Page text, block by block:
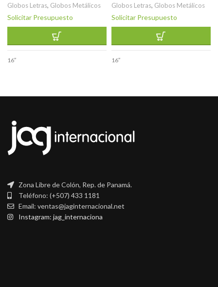
Globos Letras, Globos Metálicos
Solicitar Presupuesto
16″
Globos Letras, Globos Metálicos
Solicitar Presupuesto
16″
Zona Libre de Colón, Rep. de Panamá.
Teléfono: (+507) 433 1181
Email: ventas@jaginternacional.net
Instagram: jag_internaciona